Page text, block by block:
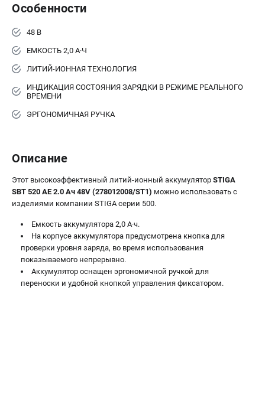
ПОПУЛЯРНЫЕ КАТЕГОРИИ
Бензиновые газонокосилки
Бензиновые триммеры
Аккумуляторные воздуходувки
Аккумуляторы и зарядные устройства
Информация размещённая на сайте не является публичной
проспект Александровской Фермы, 29АЛ
8 (812) 336-63-08
Режим работы колл-центра:
сб - с 10:00 до 16:00
вс - выходной
ЗАКАЗ ЗАПЧАСТЕЙ
+7 (8112) 59-12-69
zakaz@stiga-market.ru
Особенности
48 В
ЕМКОСТЬ 2,0 А·Ч
ЛИТИЙ-ИОННАЯ ТЕХНОЛОГИЯ
ИНДИКАЦИЯ СОСТОЯНИЯ ЗАРЯДКИ В РЕЖИМЕ РЕАЛЬНОГО
ВРЕМЕНИ
ЭРГОНОМИЧНАЯ РУЧКА
Описание
Этот высокоэффективный литий-ионный аккумулятор STIGA
SBT 520 AE 2.0 Ач 48V (278012008/ST1) можно использовать с
изделиями компании STIGA серии 500.
Емкость аккумулятора 2,0 А·ч.
На корпусе аккумулятора предусмотрена кнопка для
проверки уровня заряда, во время использования
показываемого непрерывно.
Аккумулятор оснащен эргономичной ручкой для
переноски и удобной кнопкой управления фиксатором.